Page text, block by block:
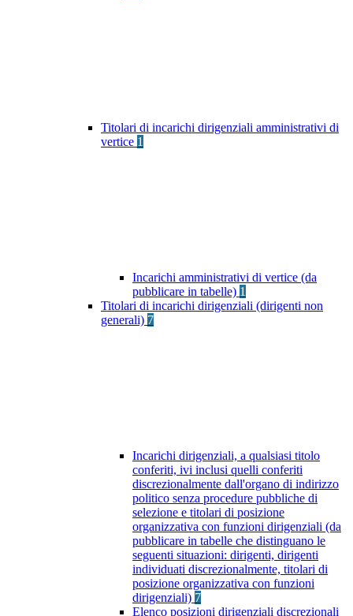
Titolari di incarichi dirigenziali amministrativi di
vertice 1
Incarichi amministrativi di vertice (da
pubblicare in tabelle) 1
Titolari di incarichi dirigenziali (dirigenti non
generali) 7
Incarichi dirigenziali, a qualsiasi titolo
conferiti, ivi inclusi quelli conferiti
discrezionalmente dall'organo di indirizzo
politico senza procedure pubbliche di
selezione e titolari di posizione
organizzativa con funzioni dirigenziali (da
pubblicare in tabelle che distinguano le
seguenti situazioni: dirigenti, dirigenti
individuati discrezionalmente, titolari di
posizione organizzativa con funzioni
dirigenziali) 7
Elenco posizioni dirigenziali discrezionali